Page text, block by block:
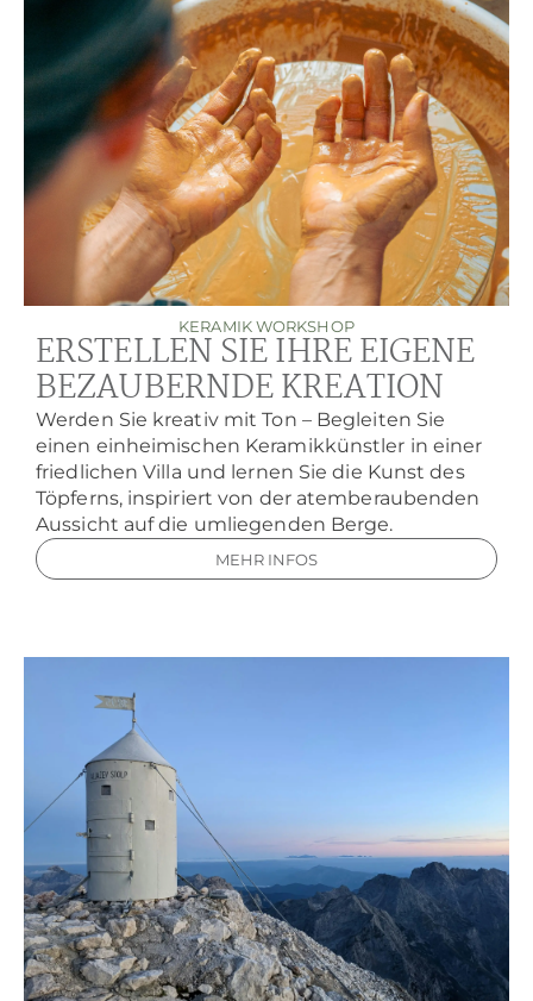
KERAMIK WORKSHOP
ERSTELLEN SIE IHRE EIGENE
BEZAUBERNDE KREATION
Werden Sie kreativ mit Ton – Begleiten Sie
einen einheimischen Keramikkünstler in einer
friedlichen Villa und lernen Sie die Kunst des
Töpferns, inspiriert von der atemberaubenden
Aussicht auf die umliegenden Berge.
MEHR INFOS